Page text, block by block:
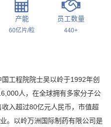
产能
60亿片/粒
员工数量
440+
工程院院士吴以岭于1992年创
人，在全球拥有多家分子公
入超过80亿元人民币，市值超
。以岭万洲国际制药有限公司是